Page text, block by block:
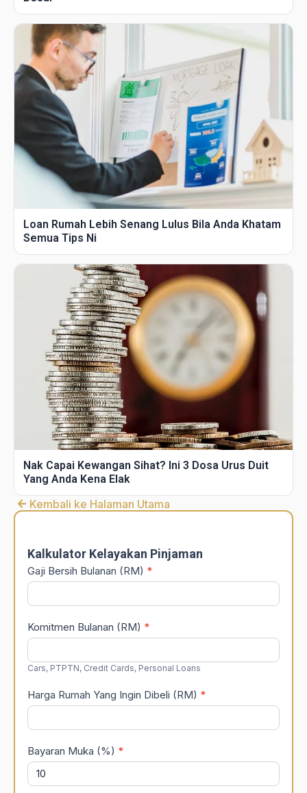
Loan Rumah Lebih Senang Lulus Bila Anda Khatam
Semua Tips Ni
Nak Capai Kewangan Sihat? Ini 3 Dosa Urus Duit
Yang Anda Kena Elak
Kembali ke Halaman Utama
Kalkulator Kelayakan Pinjaman
Gaji Bersih Bulanan (RM) *
Komitmen Bulanan (RM) *
Cars, PTPTN, Credit Cards, Personal Loans
Harga Rumah Yang Ingin Dibeli (RM) *
Bayaran Muka (%) *